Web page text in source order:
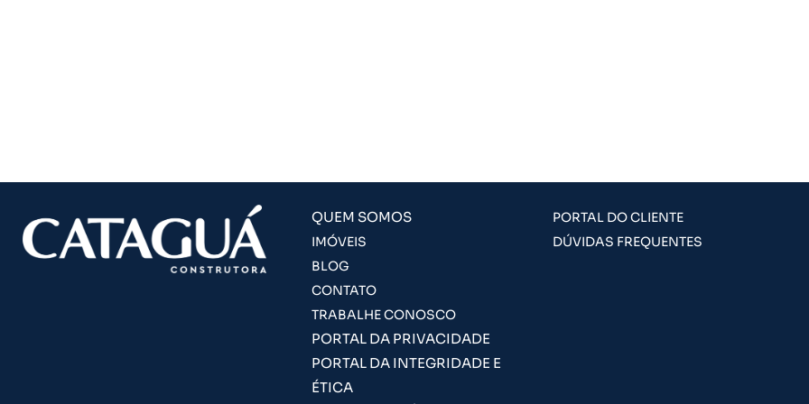
QUEM SOMOS
IMÓVEIS
BLOG
CONTATO
TRABALHE CONOSCO
PORTAL DA PRIVACIDADE
PORTAL DA INTEGRIDADE E
ÉTICA
PORTAL DO CLIENTE
DÚVIDAS FREQUENTES